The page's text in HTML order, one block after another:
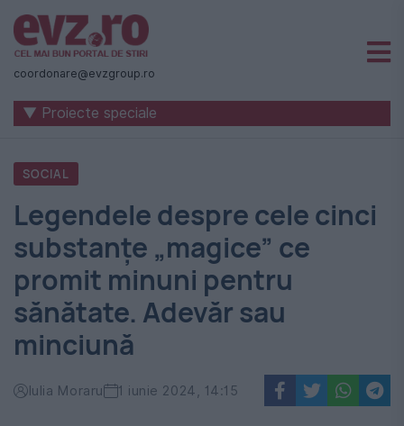
Știri
naționale
internaționale
România
-
Evenimentul
Zilei
coordonare@evzgroup.ro
▼ Proiecte speciale
SOCIAL
Legendele despre cele cinci
substanțe „magice” ce
promit minuni pentru
sănătate. Adevăr sau
minciună
Iulia Moraru 1 iunie 2024, 14:15